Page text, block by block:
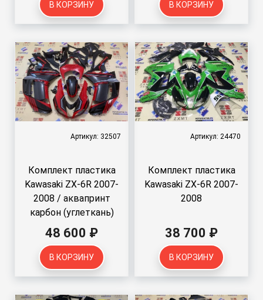
В КОРЗИНУ В КОРЗИНУ
Артикул: 32507
Комплект пластика
Kawasaki ZX-6R 2007-
2008 / аквапринт
карбон (углеткань)
48 600 ₽
В КОРЗИНУ
Артикул: 24470
Комплект пластика
Kawasaki ZX-6R 2007-
2008
38 700 ₽
В КОРЗИНУ